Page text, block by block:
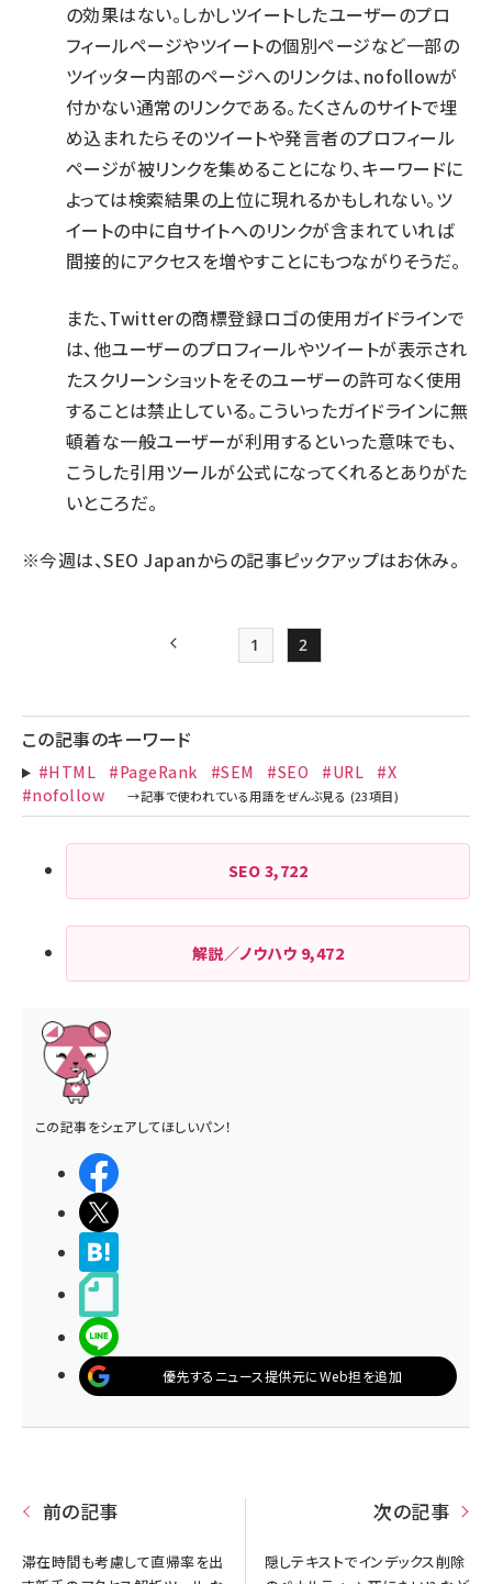
の効果はない。しかしツイートしたユーザーのプロ
フィールページやツイートの個別ページなど一部の
ツイッター内部のページへのリンクは、nofollowが
付かない通常のリンクである。たくさんのサイトで埋
め込まれたらそのツイートや発言者のプロフィール
ページが被リンクを集めることになり、キーワードに
よっては検索結果の上位に現れるかもしれない。ツ
イートの中に自サイトへのリンクが含まれていれば
間接的にアクセスを増やすことにもつながりそうだ。
また、Twitterの商標登録ロゴの使用ガイドラインで
は、他ユーザーのプロフィールやツイートが表示され
たスクリーンショットをそのユーザーの許可なく使用
することは禁止している。こういったガイドラインに無
頓着な一般ユーザーが利用するといった意味でも、
こうした引用ツールが公式になってくれるとありがた
いところだ。
※今週は、SEO Japanからの記事ピックアップはお休み。
送
り
前ページ Page
1
Page
2
この記事のキーワード
#HTML #PageRank #SEM #SEO #URL
#X
#nofollow
SEO 3,722
解説／ノウハウ 9,472
この記事をシェアしてほしいパン！
優先するニュース提供元にWeb担を追加
前の記事
滞在時間も考慮して直帰率を出
次の記事
隠しテキストでインデックス削除